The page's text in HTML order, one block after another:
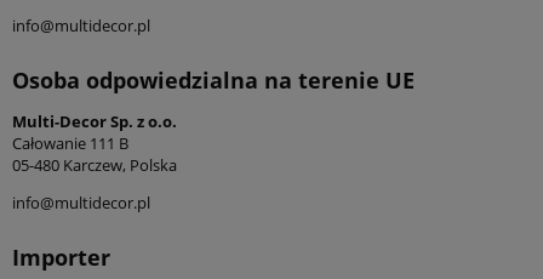
info@multidecor.pl
Osoba odpowiedzialna na terenie UE
Multi-Decor Sp. z o.o.
Całowanie 111 B
05-480 Karczew, Polska
info@multidecor.pl
Importer